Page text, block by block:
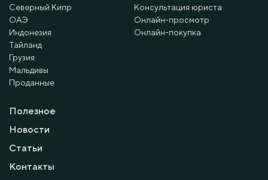
Северный Кипр
ОАЭ
Индонезия
Тайланд
Грузия
Мальдивы
Проданные
Консультация юриста
Онлайн-просмотр
Онлайн-покупка
Полезное
Новости
Статьи
Контакты